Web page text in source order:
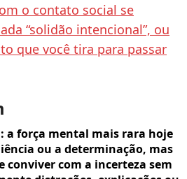
o contato social se
“solidão intencional”, ou
que você tira para passar
a força mental mais rara hoje
ou a determinação, mas
conviver com a incerteza sem